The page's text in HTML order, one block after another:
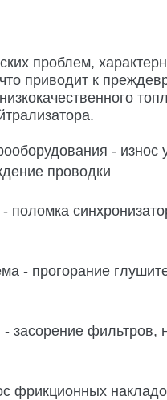
проблем,
приводит к
- износ
проводки
поломка
- прогорание
засорение фильтров,
фрикционных